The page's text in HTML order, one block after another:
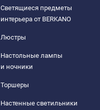
Светящиеся предметы
интерьера от BERKANO
Люстры
Настольные лампы
и ночники
Торшеры
Настенные светильники